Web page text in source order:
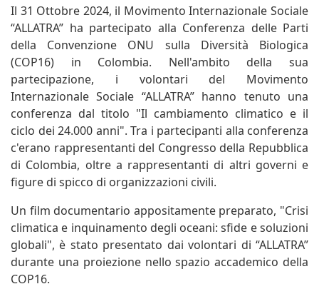
Il 31 Ottobre 2024, il Movimento Internazionale Sociale
“ALLATRA” ha partecipato alla Conferenza delle Parti
della Convenzione ONU sulla Diversità Biologica
(COP16) in Colombia. Nell'ambito della sua
partecipazione, i volontari del Movimento
Internazionale Sociale “ALLATRA” hanno tenuto una
conferenza dal titolo "Il cambiamento climatico e il
ciclo dei 24.000 anni". Tra i partecipanti alla conferenza
c'erano rappresentanti del Congresso della Repubblica
di Colombia, oltre a rappresentanti di altri governi e
figure di spicco di organizzazioni civili.
Un film documentario appositamente preparato, "Crisi
climatica e inquinamento degli oceani: sfide e soluzioni
globali", è stato presentato dai volontari di “ALLATRA”
durante una proiezione nello spazio accademico della
COP16.